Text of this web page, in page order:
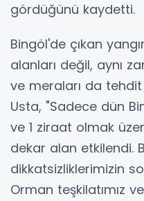
gördüğünü kaydetti.
Bingöl'de çıkan
alanları değil, aynı
ve meraları da tehdit
Usta, "Sadece dün
ve 1 ziraat olmak
dekar alan etkilendi.
dikkatsizliklerimizin
Orman teşkilatımız